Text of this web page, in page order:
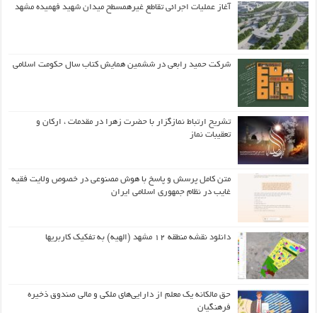
آغاز عملیات اجرائی تقاطع غیرهمسطح میدان شهید فهمیده مشهد
شرکت حمید رابعی در ششمین همایش کتاب سال حکومت اسلامی
تشریح ارتباط نمازگزار با حضرت زهرا در مقدمات ، ارکان و
تعقیبات نماز
متن کامل پرسش و پاسخ با هوش مصنوعی در خصوص ولایت فقیه
غایب در نظام جمهوری اسلامی ایران
دانلود نقشه منطقه ۱۲ مشهد (الهیه) به تفکیک کاربریها
حق مالکانه یک معلم از دارایی‌های ملکی و مالی صندوق ذخیره
فرهنگیان